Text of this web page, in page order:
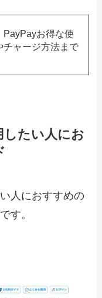
PayPayお得な使
チャージ方法まで
したい人にお
人におすすめの
す。